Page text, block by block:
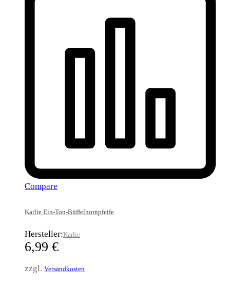
Compare
Karlie Ein-Ton-Büffelhornpfeife
Hersteller:Karlie
6,99 €
zzgl. Versandkosten